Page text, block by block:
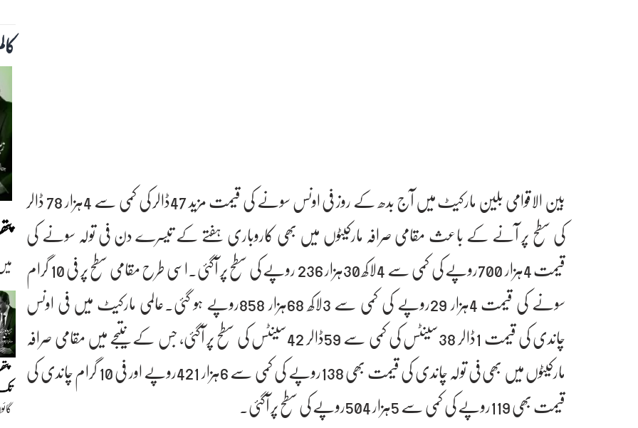
بین الاقوامی بلین مارکیٹ میں آج بدھ کے روز فی اونس سونے کی قیمت مزید 47ڈالر کی کمی سے 4ہزار 78 ڈالر
کی سطح پر آنے کے باعث مقامی صرافہ مارکیٹوں میں بھی کاروباری ہفتے کے تیسرے دن فی تولہ سونے کی
قیمت 4ہزار 700روپے کی کمی سے 4لاکھ 30ہزار 236 روپے کی سطح پر آگئی۔اسی طرح مقامی سطح پر فی 10 گرام
سونے کی قیمت 4ہزار 29روپے کی کمی سے 3لاکھ 68ہزار 858روپے ہو گئی۔عالمی مارکیٹ میں فی اونس
چاندی کی قیمت 1ڈالر 38سینٹس کی کمی سے 59ڈالر 42سینٹس کی سطح پر آگئی، جس کے نتیجے میں مقامی صرافہ
مارکیٹوں میں بھی فی تولہ چاندی کی قیمت بھی 138روپے کی کمی سے 6ہزار 421روپے اور فی 10 گرام چاندی کی
قیمت بھی 119روپے کی کمی سے 5ہزار 504روپے کی سطح پر آگئی۔